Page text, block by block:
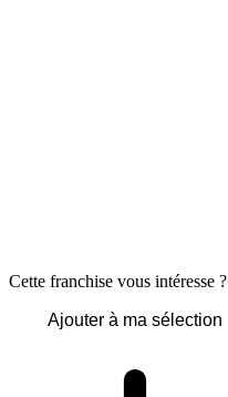
Cette franchise vous intéresse ?
Ajouter à ma sélection